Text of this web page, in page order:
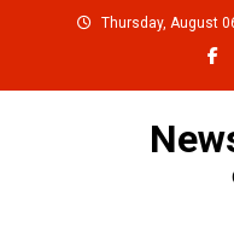
Thursday, August